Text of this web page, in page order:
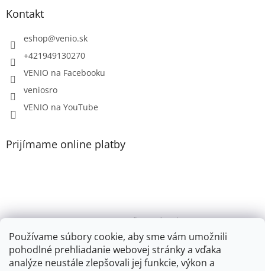
Používame súbory cookie, aby sme vám umožnili
pohodlné prehliadanie webovej stránky a vďaka
analýze neustále zlepšovali jej funkcie, výkon a
Kontakt
eshop@venio.sk
+421949130270
VENIO na Facebooku
veniosro
VENIO na YouTube
Prijímame online platby
VENIO, s.r.o. - firemný web /
Videonávody YouTube k PR200, PR100, PR110, PR102
Youtube VENIO